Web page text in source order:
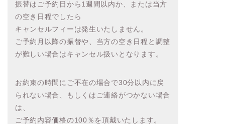
振替はご予約日から1週間以内か、または当方
の空き日程でしたら
キャンセルフィーは発生いたしません。
ご予約月以降の振替や、当方の空き日程と調整
が難しい場合はキャンセル扱いとなります。
お約束の時間にご不在の場合で30分以内に戻
られない場合、もしくはご連絡がつかない場合
は、
ご予約内容価格の100％を頂戴いたします。